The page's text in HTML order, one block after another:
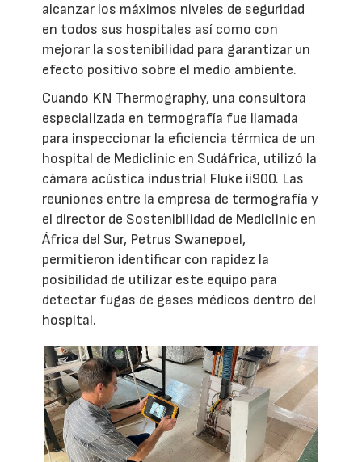
alcanzar los máximos niveles de seguridad
en todos sus hospitales así como con
mejorar la sostenibilidad para garantizar un
efecto positivo sobre el medio ambiente.
Cuando KN Thermography, una consultora
especializada en termografía fue llamada
para inspeccionar la eficiencia térmica de un
hospital de Mediclinic en Sudáfrica, utilizó la
cámara acústica industrial Fluke ii900. Las
reuniones entre la empresa de termografía y
el director de Sostenibilidad de Mediclinic en
África del Sur, Petrus Swanepoel,
permitieron identificar con rapidez la
posibilidad de utilizar este equipo para
detectar fugas de gases médicos dentro del
hospital.